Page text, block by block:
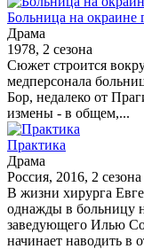
Больница на окраине
Драма
1978, 2 сезона
Сюжет строится
медперсонала
Бор, недалеко от
измены - в общем,...
Практика
Драма
Россия, 2016, 2 сезона
В жизни хирурга
однажды в больницу
заведующего Илью
начинает наводить в